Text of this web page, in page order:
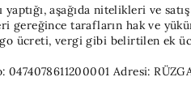
yaptığı, aşağıda nitelikleri ve
gereğince tarafların hak ve
ücreti, vergi gibi belirtilen ek
0474078611200001 Adresi: